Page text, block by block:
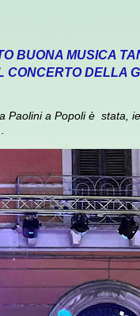
BUONA MUSICA
CONCERTO DELLA
Paolini a Popoli è stata,